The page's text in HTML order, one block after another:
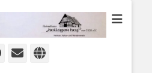
Heimathaus
Hollager Hof v.
Facebook
E-
Website